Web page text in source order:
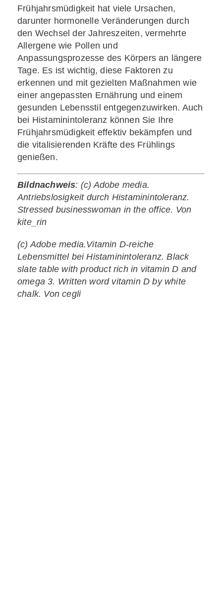
Frühjahrsmüdigkeit hat viele Ursachen,
darunter hormonelle Veränderungen durch
den Wechsel der Jahreszeiten, vermehrte
Allergene wie Pollen und
Anpassungsprozesse des Körpers an längere
Tage. Es ist wichtig, diese Faktoren zu
erkennen und mit gezielten Maßnahmen wie
einer angepassten Ernährung und einem
gesunden Lebensstil entgegenzuwirken. Auch
bei Histaminintoleranz können Sie Ihre
Frühjahrsmüdigkeit effektiv bekämpfen und
die vitalisierenden Kräfte des Frühlings
genießen.
Bildnachweis: (c) Adobe media.
Antriebslosigkeit durch Histaminintoleranz.
Stressed businesswoman in the office. Von
kite_rin
(c) Adobe media.Vitamin D-reiche
Lebensmittel bei Histaminintoleranz. Black
slate table with product rich in vitamin D and
omega 3. Written word vitamin D by white
chalk. Von cegli